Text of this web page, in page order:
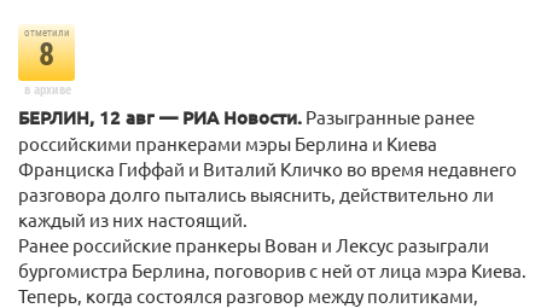
отметили
8
в архиве
БЕРЛИН, 12 авг — РИА Новости. Разыгранные ранее
российскими пранкерами мэры Берлина и Киева
Франциска Гиффай и Виталий Кличко во время недавнего
разговора долго пытались выяснить, действительно ли
каждый из них настоящий.
Ранее российские пранкеры Вован и Лексус разыграли
бургомистра Берлина, поговорив с ней от лица мэра Киева.
Теперь, когда состоялся разговор между политиками,